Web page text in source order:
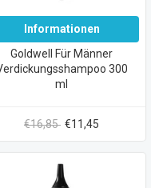
Informationen
Goldwell Für Männer
300
ml
€16,85 €11,45